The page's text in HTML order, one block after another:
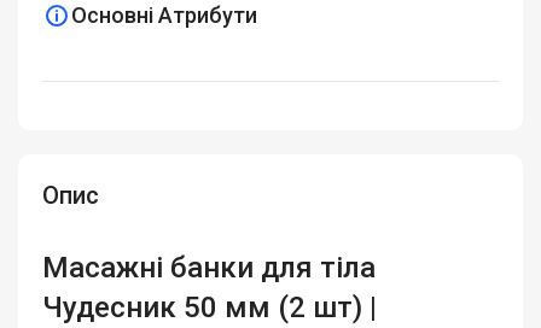
Опис
Масажні банки для тіла
Чудесник 50 мм (2 шт) |
Основні Атрибути